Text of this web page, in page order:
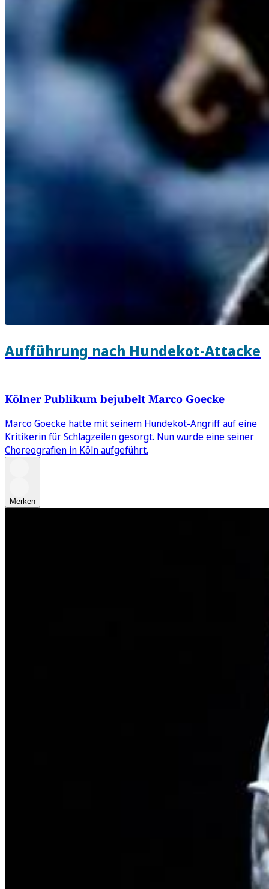
Aufführung nach Hundekot-Attacke
Kölner Publikum bejubelt Marco Goecke
Marco Goecke hatte mit seinem Hundekot-Angriff auf eine
Kritikerin für Schlagzeilen gesorgt. Nun wurde eine seiner
Choreografien in Köln aufgeführt.
Merken